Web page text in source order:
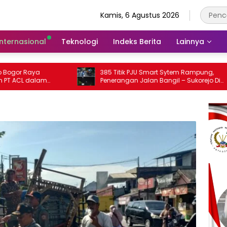
Kamis, 6 Agustus 2026
Teknologi Indeks Berita Lainnya
385 Titik PJU Smart Sytem Rampung,
Penerangan Jalan Bangil – Sukorejo Di
Rasakan Masyarakat.
Sita